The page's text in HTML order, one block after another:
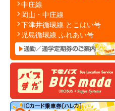
中庄線
岡山・中庄線
下津井循環線 とこはい号
児島循環線 ふれあい号